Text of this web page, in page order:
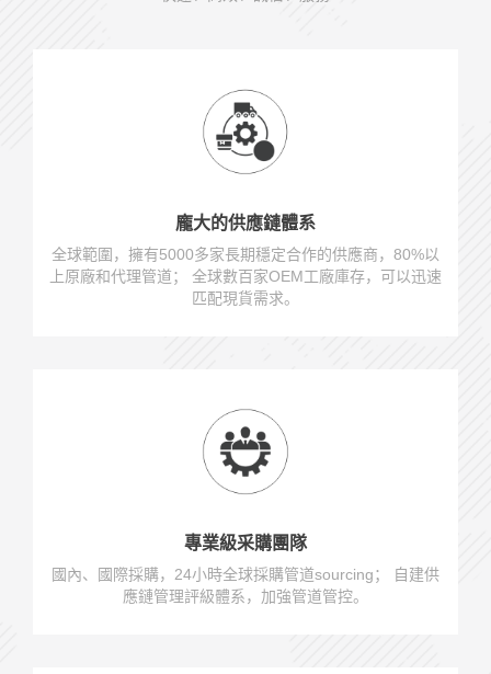
龐大的供應鏈體系
全球範圍，擁有5000多家長期穩定合作的供應商，80%以
上原廠和代理管道； 全球數百家OEM工廠庫存，可以迅速
匹配現貨需求。
專業級采購團隊
國內、國際採購，24小時全球採購管道sourcing； 自建供
應鏈管理評級體系，加強管道管控。